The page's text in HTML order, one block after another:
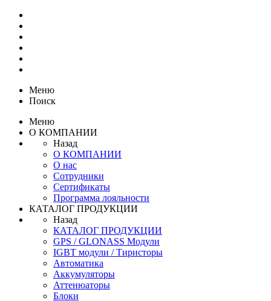
Меню
Поиск
Меню
О КОМПАНИИ
Назад
О КОМПАНИИ
О нас
Сотрудники
Сертификаты
Программа лояльности
КАТАЛОГ ПРОДУКЦИИ
Назад
КАТАЛОГ ПРОДУКЦИИ
GPS / GLONASS Модули
IGBT модули / Тиристоры
Автоматика
Аккумуляторы
Аттенюаторы
Блоки